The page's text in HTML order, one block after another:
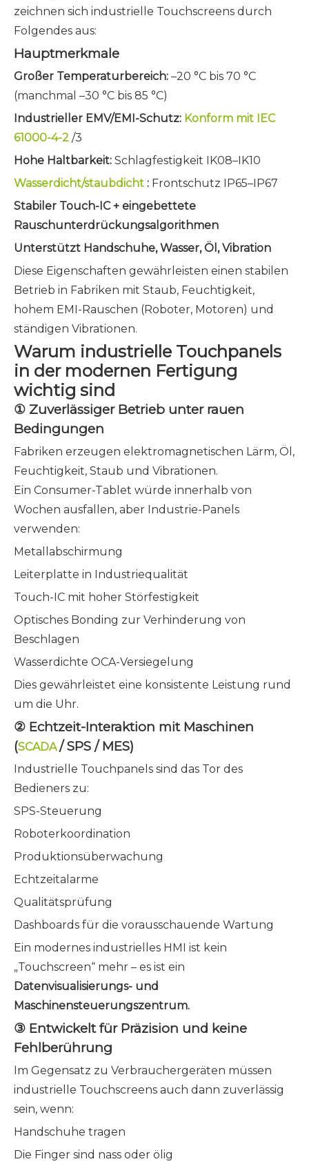
zeichnen sich industrielle Touchscreens durch
Folgendes aus:
Hauptmerkmale
Großer Temperaturbereich: –20 °C bis 70 °C
(manchmal –30 °C bis 85 °C)
Industrieller EMV/EMI-Schutz: Konform mit IEC
61000-4-2 /3
Hohe Haltbarkeit: Schlagfestigkeit IK08–IK10
Wasserdicht/staubdicht : Frontschutz IP65–IP67
Stabiler Touch-IC + eingebettete
Rauschunterdrückungsalgorithmen
Unterstützt Handschuhe, Wasser, Öl, Vibration
Diese Eigenschaften gewährleisten einen stabilen
Betrieb in Fabriken mit Staub, Feuchtigkeit,
hohem EMI-Rauschen (Roboter, Motoren) und
ständigen Vibrationen.
Warum industrielle Touchpanels
in der modernen Fertigung
wichtig sind
① Zuverlässiger Betrieb unter rauen
Bedingungen
Fabriken erzeugen elektromagnetischen Lärm, Öl,
Feuchtigkeit, Staub und Vibrationen.
Ein Consumer-Tablet würde innerhalb von
Wochen ausfallen, aber Industrie-Panels
verwenden:
Metallabschirmung
Leiterplatte in Industriequalität
Touch-IC mit hoher Störfestigkeit
Optisches Bonding zur Verhinderung von
Beschlagen
Wasserdichte OCA-Versiegelung
Dies gewährleistet eine konsistente Leistung rund
um die Uhr.
② Echtzeit-Interaktion mit Maschinen
(SCADA/ SPS / MES)
Industrielle Touchpanels sind das Tor des
Bedieners zu:
SPS-Steuerung
Roboterkoordination
Produktionsüberwachung
Echtzeitalarme
Qualitätsprüfung
Dashboards für die vorausschauende Wartung
Ein modernes industrielles HMI ist kein
„Touchscreen“ mehr – es ist ein
Datenvisualisierungs- und
Maschinensteuerungszentrum.
③ Entwickelt für Präzision und keine
Fehlberührung
Im Gegensatz zu Verbrauchergeräten müssen
industrielle Touchscreens auch dann zuverlässig
sein, wenn:
Handschuhe tragen
Die Finger sind nass oder ölig